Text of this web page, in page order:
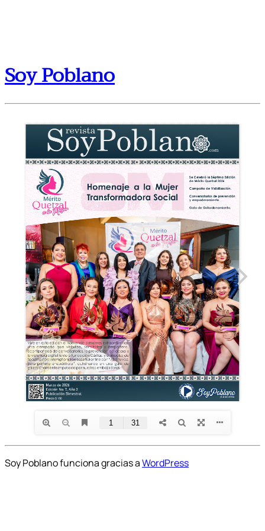
Soy Poblano
Soy Poblano funciona gracias aWordPress